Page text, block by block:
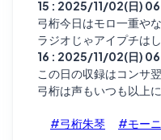
15 : 2025/11/02(日)
弓桁今日はモロ一重やな
ラジオじゃアイプチは
16 : 2025/11/02(日)
この日の収録はコンサ
弓桁は声もいつも以上
#弓桁朱琴 #モーニ